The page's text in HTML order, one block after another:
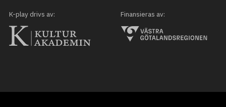
Mina favoriter
K-play drivs av: Finansieras av: